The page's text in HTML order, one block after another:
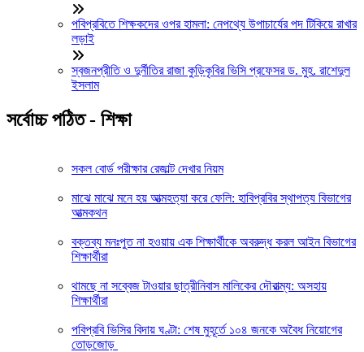
পবিপ্রবিতে শিক্ষকদের ওপর হামলা: নেপথ্যে উপাচার্যের পদ টিকিয়ে রাখার
লড়াই
স্বজনপ্রীতি ও দুর্নীতির রাজা কুড়িকৃবির ভিসি প্রফেসর ড. মুহ. রাশেদুল
ইসলাম
সর্বোচ্চ পঠিত - শিক্ষা
সকল বোর্ড পরীক্ষার রেজাল্ট দেখার নিয়ম
মাঝে মাঝে মনে হয় আত্মহত্যা করে ফেলি: হাবিপ্রবির স্থাপত্য বিভাগের
আত্মকথন
বক্তব্য মনঃপুত না হওয়ায় এক শিক্ষার্থীকে অবরুদ্ধ করল আইন বিভাগের
শিক্ষার্থীরা
থামছে না সব্বেজ টাওয়ার ছাত্রীনিবাস মালিকের দৌরাত্ম্য: অসহায়
শিক্ষার্থীরা
পবিপ্রবি ভিসির বিদায় ঘণ্টা: শেষ মুহূর্তে ১০৪ জনকে অবৈধ নিয়োগের
তোড়জোড়